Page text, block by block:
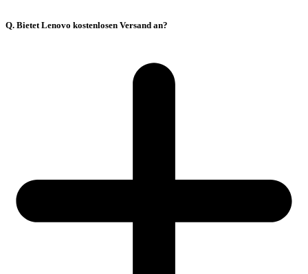
Q. Bietet Lenovo kostenlosen Versand an?